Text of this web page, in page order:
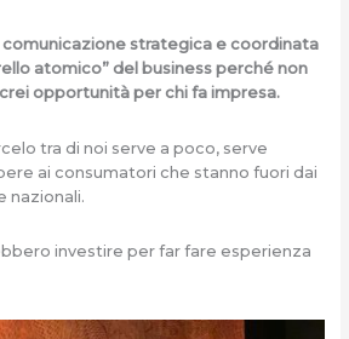
comunicazione strategica e coordinata
atomico” del business perché non
opportunità per chi fa impresa.
tra di noi serve a poco, serve
ai consumatori che stanno fuori dai
nazionali.
investire per far fare esperienza